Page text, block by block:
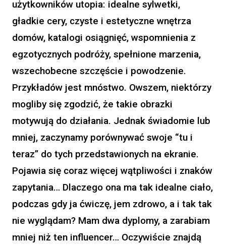
użytkowników utopia: idealne sylwetki,
gładkie cery, czyste i estetyczne wnętrza
domów, katalogi osiągnięć, wspomnienia z
egzotycznych podróży, spełnione marzenia,
wszechobecne szczęście i powodzenie.
Przykładów jest mnóstwo. Owszem, niektórzy
mogliby się zgodzić, że takie obrazki
motywują do działania. Jednak świadomie lub
mniej, zaczynamy porównywać swoje “tu i
teraz” do tych przedstawionych na ekranie.
Pojawia się coraz więcej wątpliwości i znaków
zapytania… Dlaczego ona ma tak idealne ciało,
podczas gdy ja ćwiczę, jem zdrowo, a i tak tak
nie wyglądam? Mam dwa dyplomy, a zarabiam
mniej niż ten influencer… Oczywiście znajdą